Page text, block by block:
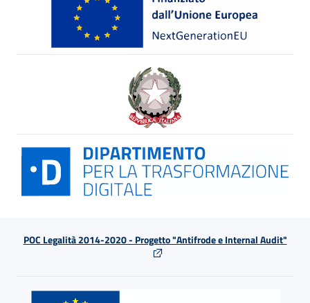
POC Legalità 2014-2020 - Progetto "Antifrode e Internal Audit"